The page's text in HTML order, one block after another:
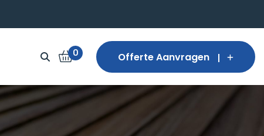
0 Offerte Aanvragen